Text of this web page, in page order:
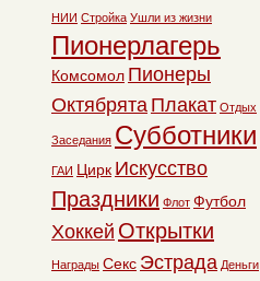
НИИ Стройка Ушли из жизни
Пионерлагерь
Комсомол Пионеры
Октябрята Плакат Отдых
Заседания Субботники
ГАИ Цирк Искусство
Праздники Флот Футбол
Хоккей Открытки
Награды Секс Эстрада Деньги